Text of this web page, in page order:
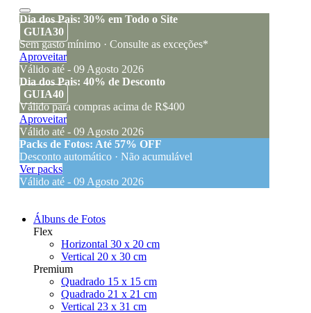
Dia dos Pais: 30% em Todo o Site
GUIA30
Sem gasto mínimo · Consulte as exceções*
Aproveitar
Válido até - 09 Agosto 2026
Dia dos Pais: 40% de Desconto
GUIA40
Válido para compras acima de R$400
Aproveitar
Válido até - 09 Agosto 2026
Packs de Fotos: Até 57% OFF
Desconto automático · Não acumulável
Ver packs
Válido até - 09 Agosto 2026
Álbuns de Fotos
Flex
Horizontal 30 x 20 cm
Vertical 20 x 30 cm
Premium
Quadrado 15 x 15 cm
Quadrado 21 x 21 cm
Vertical 23 x 31 cm